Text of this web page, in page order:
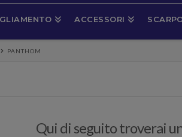
ACCESSORI
PANTHOM
Qui di seguito troverai